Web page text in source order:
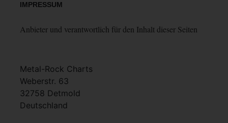
IMPRESSUM
Anbieter und verantwortlich für den Inhalt dieser Seiten
Metal-Rock Charts
Weberstr. 63
32758 Detmold
Deutschland